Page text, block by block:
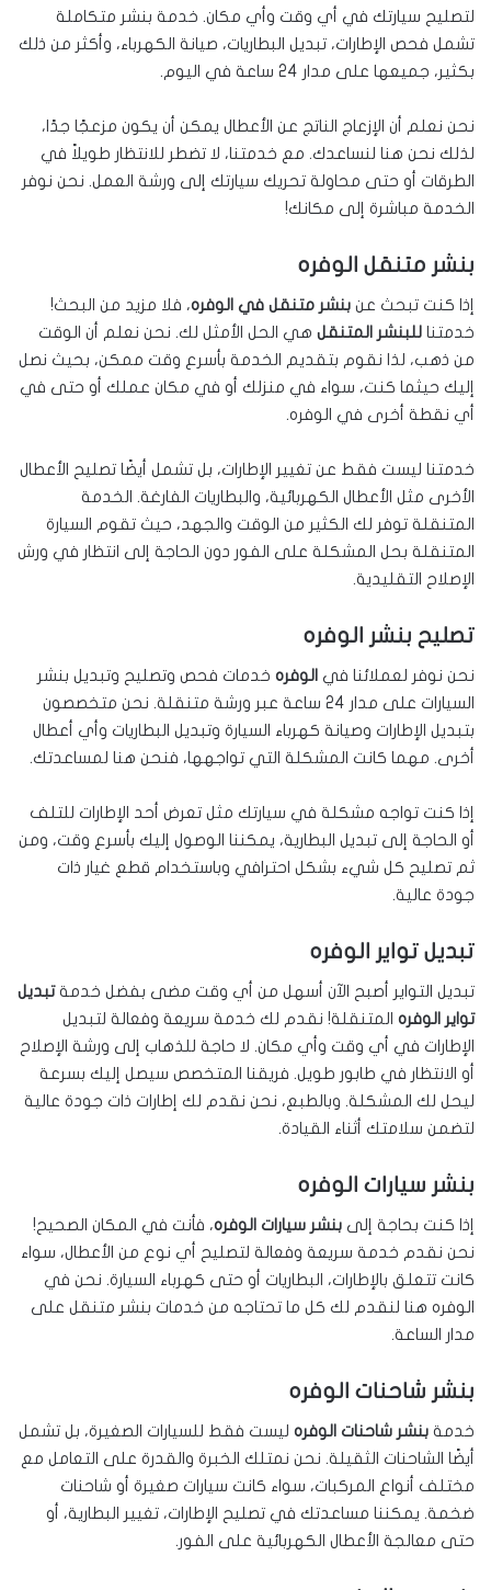
لتصليح سيارتك في أي وقت وأي مكان. خدمة بنشر متكاملة
تشمل فحص الإطارات، تبديل البطاريات، صيانة الكهرباء، وأكثر من ذلك
بكثير، جميعها على مدار 24 ساعة في اليوم.
نحن نعلم أن الإزعاج الناتج عن الأعطال يمكن أن يكون مزعجًا جدًا،
لذلك نحن هنا لنساعدك. مع خدمتنا، لا تضطر للانتظار طويلاً في
الطرقات أو حتى محاولة تحريك سيارتك إلى ورشة العمل. نحن نوفر
الخدمة مباشرة إلى مكانك!
بنشر متنقل الوفره
إذا كنت تبحث عن بنشر متنقل في الوفره، فلا مزيد من البحث!
خدمتنا للبنشر المتنقل هي الحل الأمثل لك. نحن نعلم أن الوقت
من ذهب، لذا نقوم بتقديم الخدمة بأسرع وقت ممكن، بحيث نصل
إليك حيثما كنت، سواء في منزلك أو في مكان عملك أو حتى في
أي نقطة أخرى في الوفره.
خدمتنا ليست فقط عن تغيير الإطارات، بل تشمل أيضًا تصليح الأعطال
الأخرى مثل الأعطال الكهربائية، والبطاريات الفارغة. الخدمة
المتنقلة توفر لك الكثير من الوقت والجهد، حيث تقوم السيارة
المتنقلة بحل المشكلة على الفور دون الحاجة إلى انتظار في ورش
الإصلاح التقليدية.
تصليح بنشر الوفره
نحن نوفر لعملائنا في الوفره خدمات فحص وتصليح وتبديل بنشر
السيارات على مدار 24 ساعة عبر ورشة متنقلة. نحن متخصصون
بتبديل الإطارات وصيانة كهرباء السيارة وتبديل البطاريات وأي أعطال
أخرى. مهما كانت المشكلة التي تواجهها، فنحن هنا لمساعدتك.
إذا كنت تواجه مشكلة في سيارتك مثل تعرض أحد الإطارات للتلف
أو الحاجة إلى تبديل البطارية، يمكننا الوصول إليك بأسرع وقت، ومن
ثم تصليح كل شيء بشكل احترافي وباستخدام قطع غيار ذات
جودة عالية.
تبديل تواير الوفره
تبديل التواير أصبح الآن أسهل من أي وقت مضى بفضل خدمةتبديل
تواير الوفره المتنقلة! نقدم لك خدمة سريعة وفعالة لتبديل
الإطارات في أي وقت وأي مكان. لا حاجة للذهاب إلى ورشة الإصلاح
أو الانتظار في طابور طويل. فريقنا المتخصص سيصل إليك بسرعة
ليحل لك المشكلة. وبالطبع، نحن نقدم لك إطارات ذات جودة عالية
لتضمن سلامتك أثناء القيادة.
بنشر سيارات الوفره
إذا كنت بحاجة إلى بنشر سيارات الوفره، فأنت في المكان الصحيح!
نحن نقدم خدمة سريعة وفعالة لتصليح أي نوع من الأعطال، سواء
كانت تتعلق بالإطارات، البطاريات أو حتى كهرباء السيارة. نحن في
الوفره هنا لنقدم لك كل ما تحتاجه من خدمات بنشر متنقل على
مدار الساعة.
بنشر شاحنات الوفره
خدمة بنشر شاحنات الوفره ليست فقط للسيارات الصغيرة، بل تشمل
أيضًا الشاحنات الثقيلة. نحن نمتلك الخبرة والقدرة على التعامل مع
مختلف أنواع المركبات، سواء كانت سيارات صغيرة أو شاحنات
ضخمة. يمكننا مساعدتك في تصليح الإطارات، تغيير البطارية، أو
حتى معالجة الأعطال الكهربائية على الفور.